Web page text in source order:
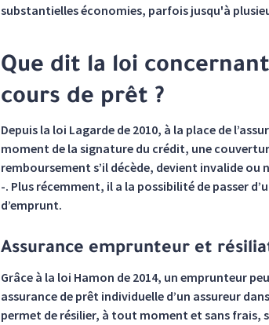
substantielles économies, parfois jusqu'à
Que dit la loi
cours de prêt ?
Depuis la loi Lagarde de 2010, à la place de
moment de la signature du crédit, une
remboursement s’il décède, devient invalide ou
-. Plus récemment, il a la possibilité de passer
d’emprunt.
Assurance emprunteur et
Grâce à la loi Hamon de 2014, un emprunteur
assurance de prêt individuelle d’un assureur
permet de résilier, à tout moment et sans frais,